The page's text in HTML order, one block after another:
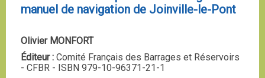
manuel de navigation de Joinville-le-Pont
Olivier MONFORT
Éditeur : Comité Français des Barrages et Réservoirs
- CFBR - ISBN 979-10-96371-21-1